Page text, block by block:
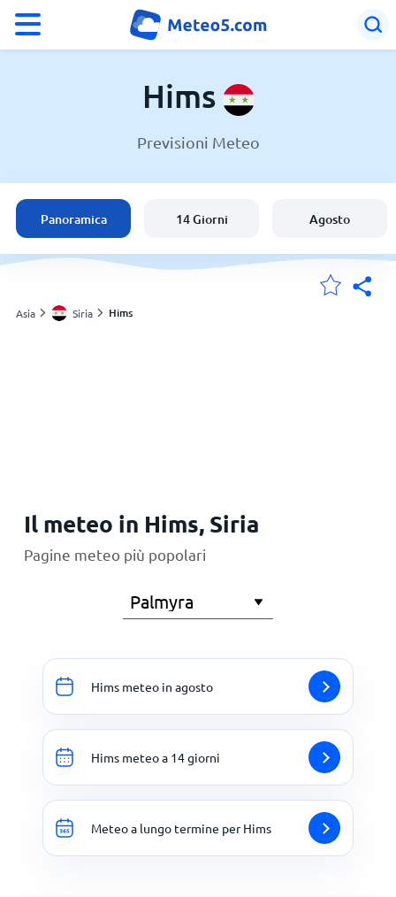
Siria
Italia
Svizzera
Hims
Previsioni Meteo
Panoramica 14 Giorni Agosto
Asia Siria Hims
Il meteo in Hims, Siria
Pagine meteo più popolari
Hims meteo in agosto
Hims meteo a 14 giorni
Meteo a lungo termine per Hims